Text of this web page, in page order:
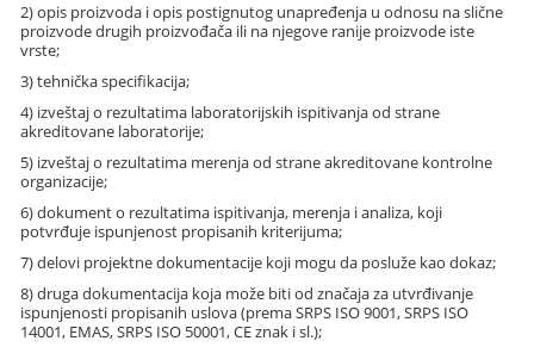
2) opis proizvoda i opis postignutog unapređenja u odnosu na slične
proizvode drugih proizvođača ili na njegove ranije proizvode iste
vrste;
3) tehnička specifikacija;
4) izveštaj o rezultatima laboratorijskih ispitivanja od strane
akreditovane laboratorije;
5) izveštaj o rezultatima merenja od strane akreditovane kontrolne
organizacije;
6) dokument o rezultatima ispitivanja, merenja i analiza, koji
potvrđuje ispunjenost propisanih kriterijuma;
7) delovi projektne dokumentacije koji mogu da posluže kao dokaz;
8) druga dokumentacija koja može biti od značaja za utvrđivanje
ispunjenosti propisanih uslova (prema SRPS ISO 9001, SRPS ISO
14001, EMAS, SRPS ISO 50001, CE znak i sl.);